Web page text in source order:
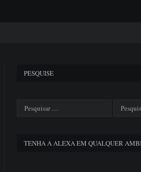
PESQUISE
TENHA A ALEXA EM QUALQUER